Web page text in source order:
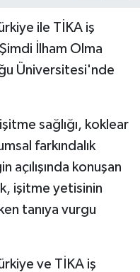
ile TİKA iş
İlham Olma
Üniversitesi'nde
sağlığı, koklear
farkındalık
açılışında konuşan
işitme yetisinin
tanıya vurgu
ve TİKA iş